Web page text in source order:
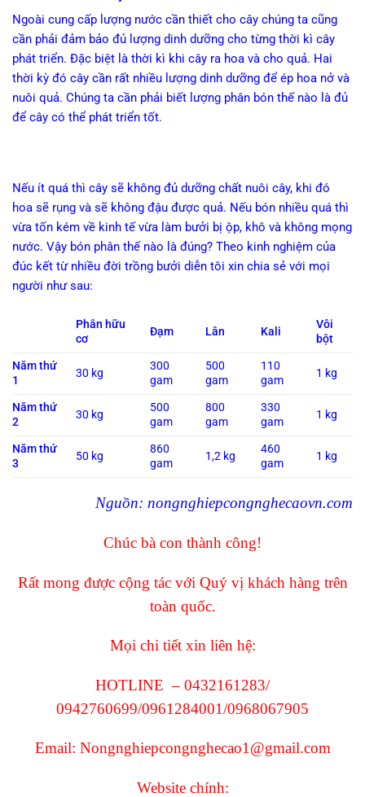
Ngoài cung cấp lượng nước cần thiết cho cây chúng ta cũng
cần phải đảm bảo đủ lượng dinh dưỡng cho từng thời kì cây
phát triển. Đặc biệt là thời kì khi cây ra hoa và cho quả. Hai
thời kỳ đó cây cần rất nhiều lượng dinh dưỡng để ép hoa nở và
nuôi quả. Chúng ta cần phải biết lượng phân bón thế nào là đủ
để cây có thể phát triển tốt.
Nếu ít quá thì cây sẽ không đủ dưỡng chất nuôi cây, khi đó
hoa sẽ rụng và sẽ không đậu được quả. Nếu bón nhiều quá thì
vừa tốn kém về kinh tế vừa làm bưởi bị ộp, khô và không mọng
nước. Vậy bón phân thế nào là đúng? Theo kinh nghiệm của
đúc kết từ nhiều đời trồng bưởi diễn tôi xin chia sẻ với mọi
người như sau:
Phân hữu
cơ
Đạm Lân Kali
Vôi
bột
Năm thứ
1
30 kg
300
gam
500
gam
110
gam
1 kg
Năm thứ
2
30 kg
500
gam
800
gam
330
gam
1 kg
Năm thứ
3
50 kg
860
gam
1,2 kg
460
gam
1 kg
Nguồn: nongnghiepcongnghecaovn.com
Chúc bà con thành công!
Rất mong được cộng tác với Quývị khách hàng trên
toàn quốc.
Mọi chi tiết xin liên hệ:
HOTLINE – 0432161283/
0942760699/0961284001/0968067905
Email: Nongnghiepcongnghecao1@gmail.com
Website chính: